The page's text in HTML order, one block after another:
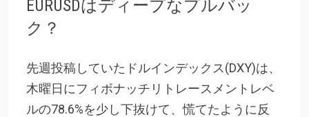
EURUSDはディープなプルバッ
ク？
先週投稿していたドルインデックス(DXY)は、
木曜日にフィボナッチリトレースメントレベ
ルの78.6%を少し下抜けて、慌てたように反